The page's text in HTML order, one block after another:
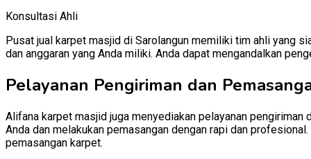
Konsultasi Ahli
Pusat jual karpet masjid di Sarolangun memiliki tim ahli yang
dan anggaran yang Anda miliki. Anda dapat mengandalkan
Pelayanan Pengiriman dan
Alifana karpet masjid juga menyediakan pelayanan pengiriman
Anda dan melakukan pemasangan dengan rapi dan
pemasangan karpet.